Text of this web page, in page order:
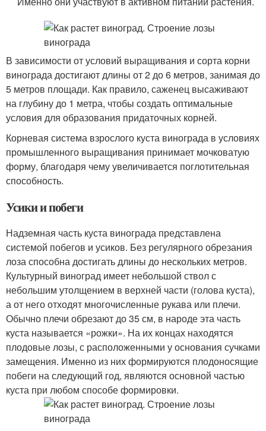
В зависимости от условий выращивания и сорта корни
винограда достигают длины от 2 до 6 метров, занимая до
5 метров площади. Как правило, саженец высаживают
на глубину до 1 метра, чтобы создать оптимальные
условия для образования придаточных корней.
Корневая система взрослого куста винограда в условиях
промышленного выращивания принимает мочковатую
форму, благодаря чему увеличивается поглотительная
способность.
Усики и побеги
Надземная часть куста винограда представлена
системой побегов и усиков. Без регулярного обрезания
лоза способна достигать длины до нескольких метров.
Культурный виноград имеет небольшой ствол с
небольшим утолщением в верхней части (голова куста),
а от него отходят многочисленные рукава или плечи.
Обычно плечи обрезают до 35 см, в народе эта часть
куста называется «рожки». На их концах находятся
плодовые лозы, с расположенными у основания сучками
замещения. Именно из них формируются плодоносящие
побеги на следующий год, являются основной частью
куста при любом способе формировки.